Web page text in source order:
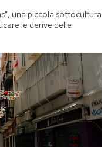
una piccola sottocultura
le derive delle